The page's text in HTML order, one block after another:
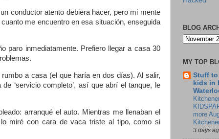
conductor atento debiera hacer, pero mi mente
me encuentro en esa situación, enseguida
paro inmediatamente. Prefiero llegar a casa 30
a casa (el que haría en dos días). Al salir,
‘servicio completo’, así que abrí el tanque, le
arranqué el auto. Mientras me llenaban el
lo miré con cara de vaca triste al tipo, como si
BLOG
MY TOP
Stuff
kids in
more
3 days